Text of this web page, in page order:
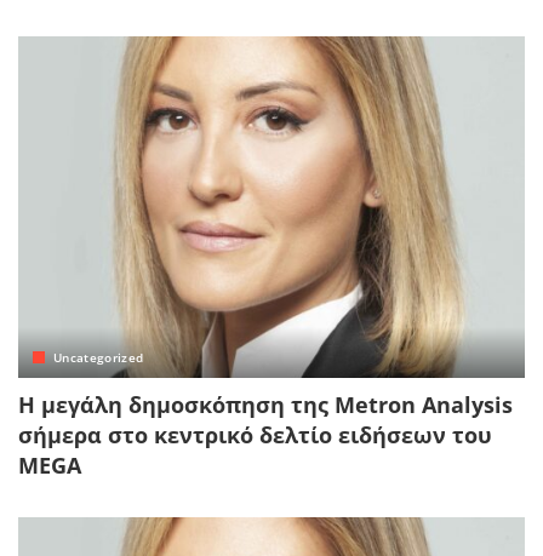
Uncategorized
Η μεγάλη δημοσκόπηση της Metron Analysis
σήμερα στο κεντρικό δελτίο ειδήσεων του
MEGA